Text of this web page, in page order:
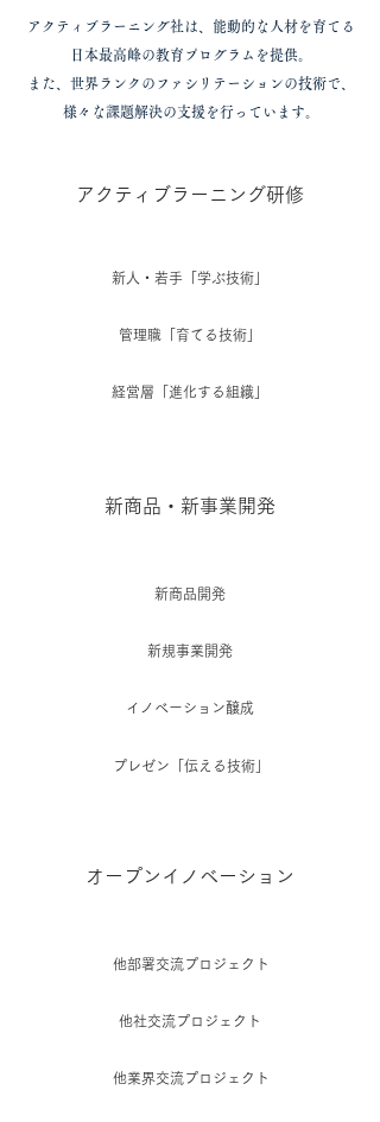
アクティブラーニング社は、能動的な人材を育てる
日本最高峰の教育プログラムを提供。
また、世界ランクのファシリテーションの技術で、
様々な課題解決の支援を行っています。
アクティブラーニング研修
新人・若手「学ぶ技術」
管理職「育てる技術」
経営層「進化する組織」
新商品・新事業開発
新商品開発
新規事業開発
イノベーション醸成
​プレゼン「伝える技術」
オープンイノベーション
他部署交流プロジェクト
他社交流プロジェクト
他業界交流プロジェクト